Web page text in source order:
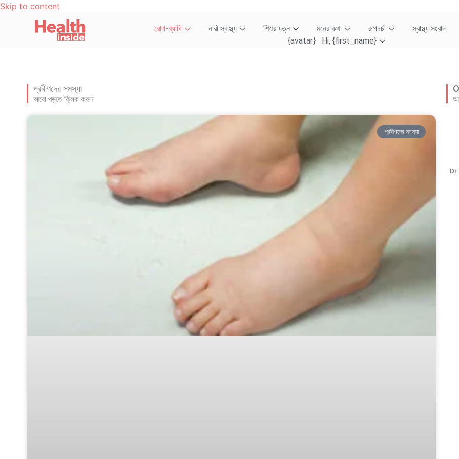
Skip to content
রোগ-ব্যাধি নারী স্বাস্থ্য শিশুর যত্ন মনের কথা রূপচর্চা স্বাস্থ্য সংবাদ
{avatar} Hi, {first_name}
প্রবীণদের সমস্যা
আরো পড়তে ক্লিক করুন
প্রবীণদের সমস্যা